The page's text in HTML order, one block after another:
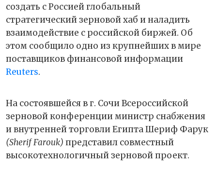
создать с Россией глобальный
стратегический зерновой хаб и наладить
взаимодействие с российской биржей. Об
этом сообщило одно из крупнейших в мире
поставщиков финансовой информации
Reuters.
На состоявшейся в г. Сочи Всероссийской
зерновой конференции министр снабжения
и внутренней торговли Египта Шериф Фарук
(Sherif Farouk) представил совместный
высокотехнологичный зерновой проект.